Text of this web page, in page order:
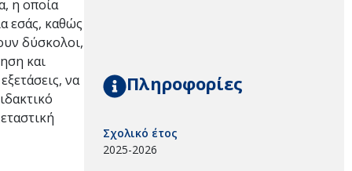
η οποία
εσάς, καθώς
δύσκολοι,
και
να
Πληροφορίες
Σχολικό έτος
2025-2026